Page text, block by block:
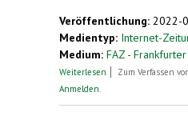
Veröffentlichung: 2022-
Medientyp: Internet-
Medium: FAZ -
Weiterlesen über Deutscher
Zum Verfassen
Anmelden